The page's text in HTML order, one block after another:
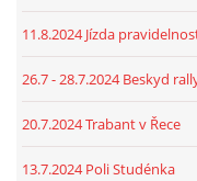
11.8.2024 Jízda
26.7 - 28.7.2024 Beskyd
20.7.2024 Trabant v Řece
13.7.2024 Poli Studénka